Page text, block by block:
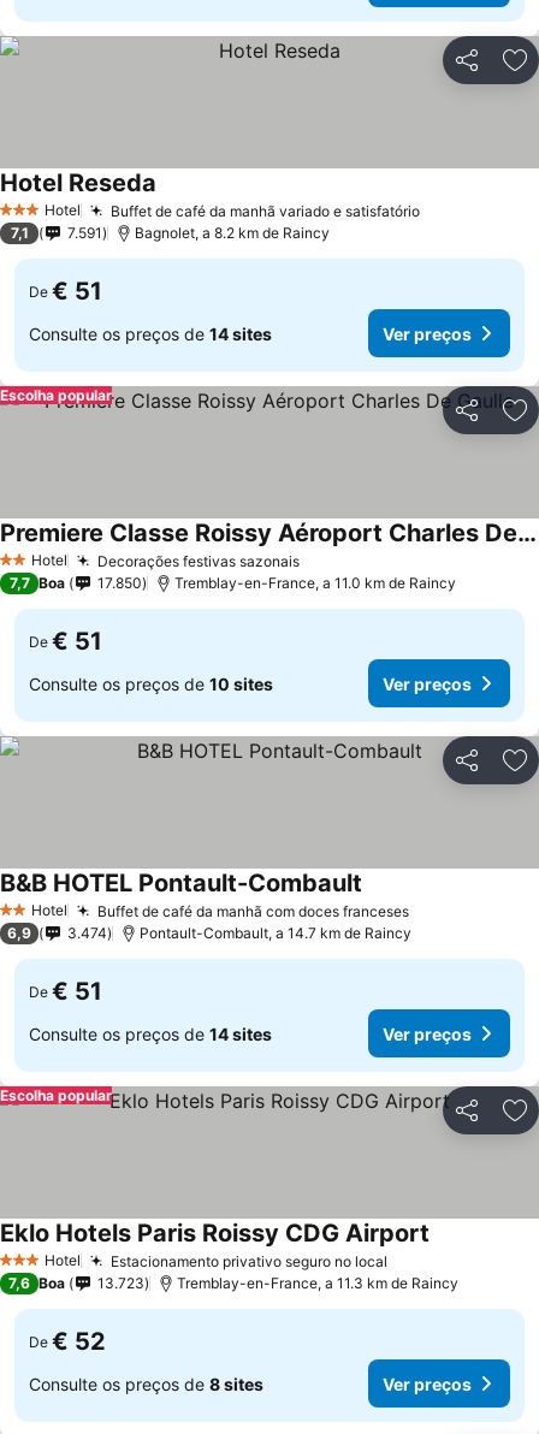
Partilhar
3 EstrelasHotel Buffet de café da manhã variado e satisfatório
Hotel Reseda
7,1 7.591 Bagnolet, a 8.2 km de Raincy
De € 51
Consulte os preços de 14 sites Ver preços
Partilhar
Escolha popular
2 Estrelas
Hotel Decorações festivas sazonais
Premiere Classe Roissy Aéroport Charles De Gaulle
7,7 Boa 17.850 Tremblay-en-France, a 11.0 km de Raincy
De € 51
Consulte os preços de 10 sites Ver preços
Partilhar
2 Estrelas
Hotel Buffet de café da manhã com doces franceses
B&B HOTEL Pontault-Combault
6,9 3.474 Pontault-Combault, a 14.7 km de Raincy
De € 51
Consulte os preços de 14 sites Ver preços
Partilhar
Escolha popular
3 EstrelasHotel Estacionamento privativo seguro no local
Eklo Hotels Paris Roissy CDG Airport
7,6 Boa 13.723 Tremblay-en-France, a 11.3 km de Raincy
De € 52
Consulte os preços de 8 sites Ver preços